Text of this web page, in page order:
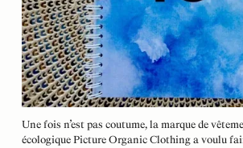
Une fois n’est pas coutume, la marque de
écologique Picture Organic Clothing a voulu